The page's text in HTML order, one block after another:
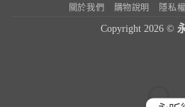
關於我們 購物說明 隱私
Copyright 2026 ©